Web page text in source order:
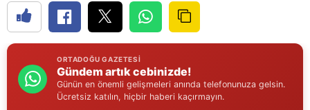
Diyarbakır
Edirne
Elazığ
Erzincan
ORTADOĞU GAZETESI
Gündem artık cebinizde!
Günün en önemli gelişmeleri anında telefonunuza gelsin.
Ücretsiz katılın, hiçbir haberi kaçırmayın.